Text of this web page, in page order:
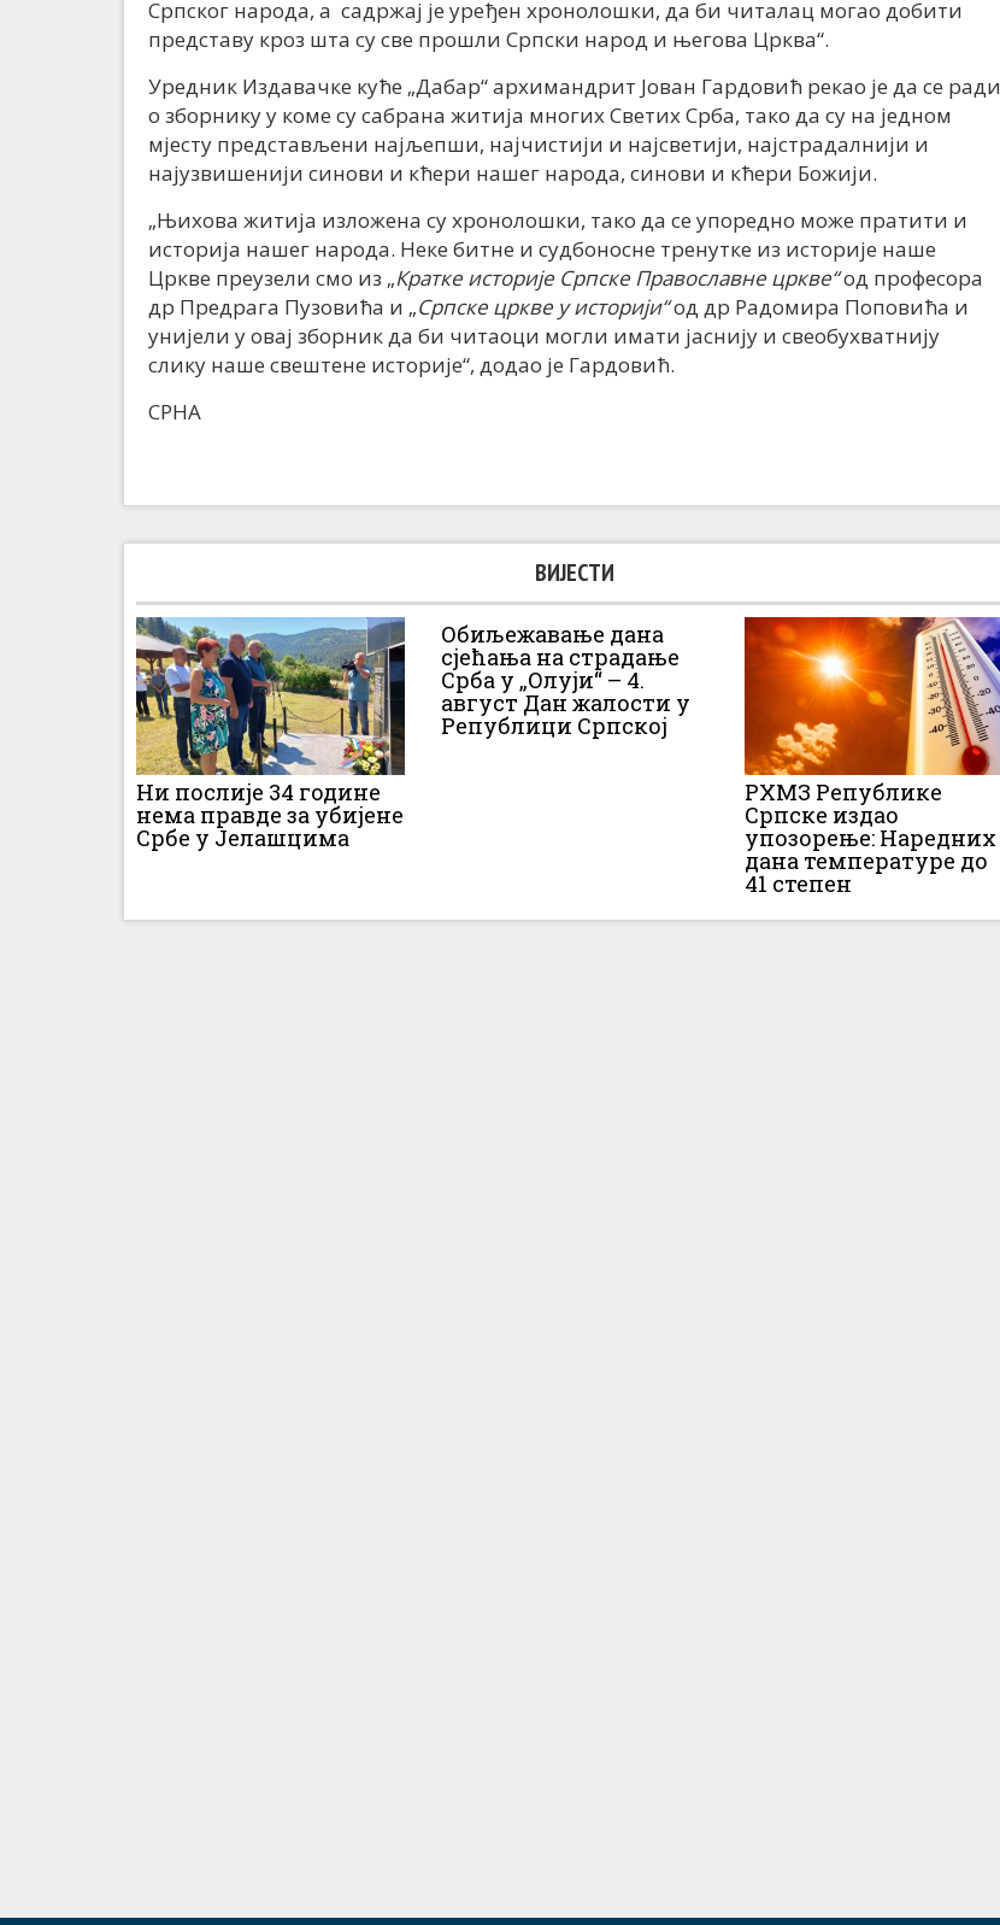
Српског народа, а садржај је уређен хронолошки, да би читалац могао добити
представу кроз шта су све прошли Српски народ и његова Црква“.
Уредник Издавачке куће „Дабар“ архимандрит Јован Гардовић рекао је да се ради
о зборнику у коме су сабрана житија многих Светих Срба, тако да су на једном
мјесту представљени најљепши, најчистији и најсветији, најстрадалнији и
најузвишенији синови и кћери нашег народа, синови и кћери Божији.
„Њихова житија изложена су хронолошки, тако да се упоредно може пратити и
историја нашег народа. Неке битне и судбоносне тренутке из историје наше
Цркве преузели смо из „Кратке историје Српске Православне цркве“од професора
др Предрага Пузовића и „Српске цркве у историји“од др Радомира Поповића и
унијели у овај зборник да би читаоци могли имати јаснију и свеобухватнију
слику наше свештене историје“, додао је Гардовић.
СРНА
ВИЈЕСТИ
Ни послије 34 године
нема правде за убијене
Србе у Јелашцима
Обиљежавање дана
сјећања на страдање
Срба у „Олуји“ – 4.
август Дан жалости у
Републици Српској
РХМЗ Републике
Српске издао
упозорење: Наредних
дана температуре до
41 степен